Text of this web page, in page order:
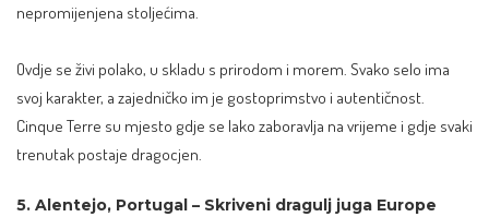
nepromijenjena stoljećima.
Ovdje se živi polako, u skladu s prirodom i morem. Svako selo ima
svoj karakter, a zajedničko im je gostoprimstvo i autentičnost.
Cinque Terre su mjesto gdje se lako zaboravlja na vrijeme i gdje svaki
trenutak postaje dragocjen.
5. Alentejo, Portugal – Skriveni dragulj juga Europe